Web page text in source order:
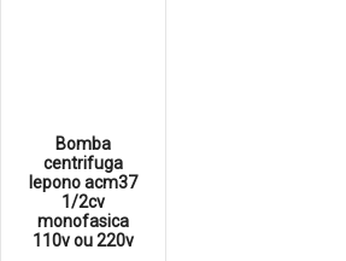
Bomba
centrifuga
lepono acm37
1/2cv
monofasica
110v ou 220v